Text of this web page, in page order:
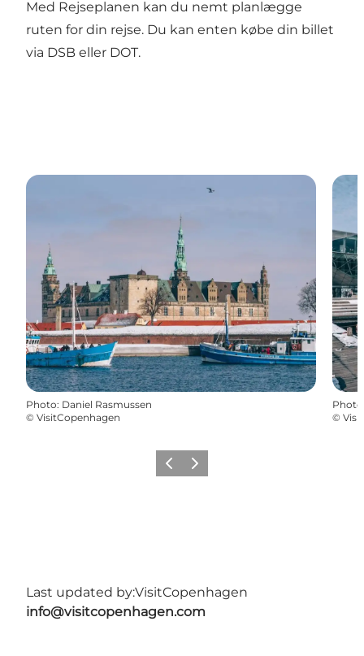
Med Rejseplanen kan du nemt planlægge
ruten for din rejse. Du kan enten købe din billet
via DSB eller DOT.
Photo: Daniel Rasmussen
© VisitCopenhagen
Photo
©
Previous
Next
Last updated by:VisitCopenhagen
info@visitcopenhagen.com